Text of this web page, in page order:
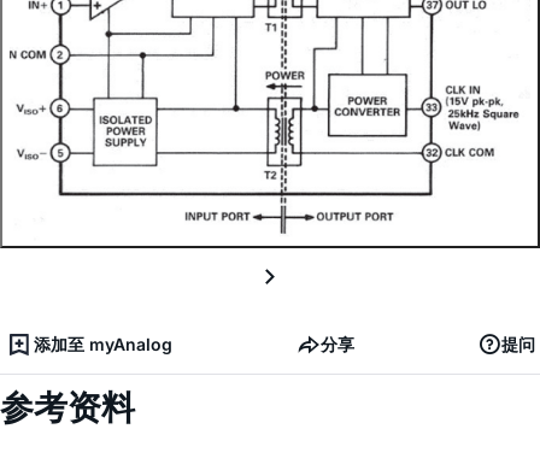
添加至 myAnalog 分享 提问
参考资料